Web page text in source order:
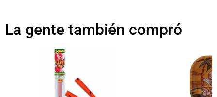
La gente también compró